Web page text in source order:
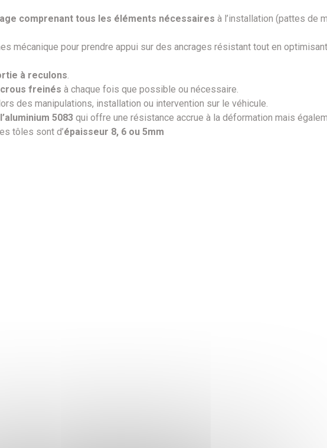
comprenant tous les éléments nécessaires à l’installation (pattes de
mécanique pour prendre appui sur des ancrages résistant tout en
à reculons.
freinés à chaque fois que possible ou nécessaire.
des manipulations, installation ou intervention sur le véhicule.
5083 qui offre une résistance accrue à la déformation mais
tôles sont d’épaisseur 8, 6 ou 5mm